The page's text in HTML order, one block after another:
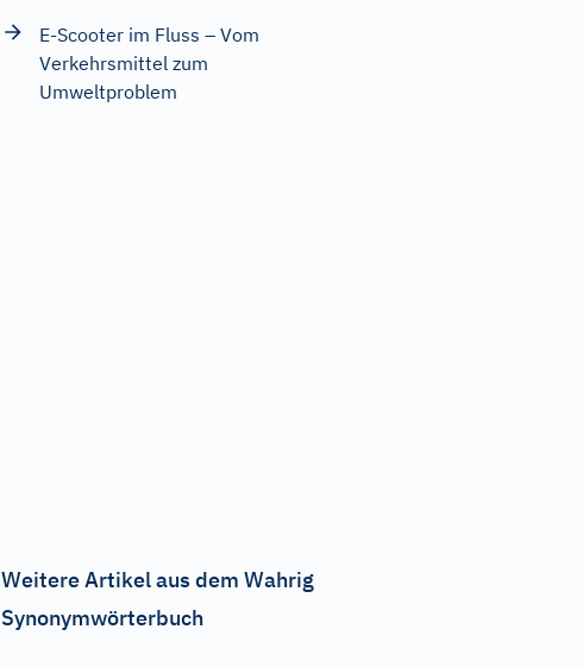
E-Scooter im Fluss – Vom
Verkehrsmittel zum
Umweltproblem
Weitere Artikel aus dem Wahrig
Synonymwörterbuch